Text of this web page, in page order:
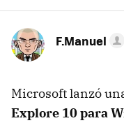
F.Manuel
Microsoft lanzó
Explore 10 para